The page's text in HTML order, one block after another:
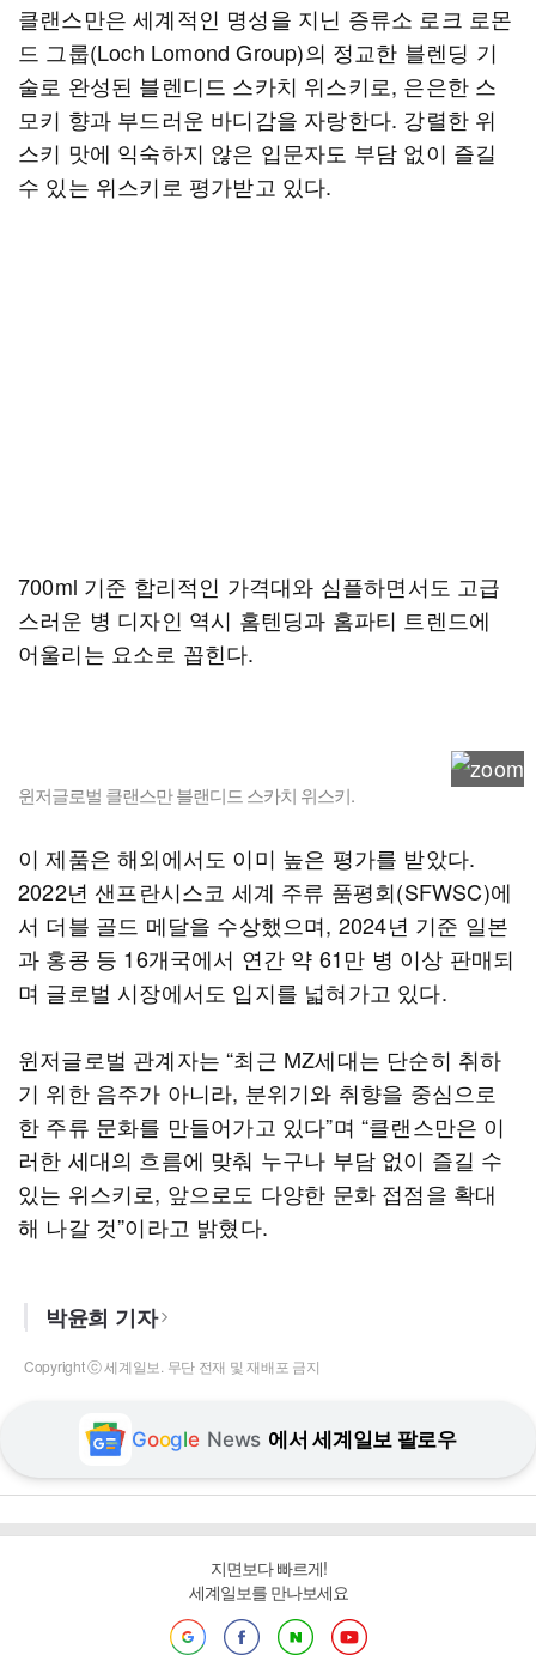
클랜스만은 세계적인 명성을 지닌 증류소 로크 로몬
드 그룹(Loch Lomond Group)의 정교한 블렌딩 기
술로 완성된 블렌디드 스카치 위스키로, 은은한 스
모키 향과 부드러운 바디감을 자랑한다. 강렬한 위
스키 맛에 익숙하지 않은 입문자도 부담 없이 즐길
수 있는 위스키로 평가받고 있다.
700ml 기준 합리적인 가격대와 심플하면서도 고급
스러운 병 디자인 역시 홈텐딩과 홈파티 트렌드에
어울리는 요소로 꼽힌다.
윈저글로벌 클랜스만 블랜디드 스카치 위스키.
이 제품은 해외에서도 이미 높은 평가를 받았다.
2022년 샌프란시스코 세계 주류 품평회(SFWSC)에
서 더블 골드 메달을 수상했으며, 2024년 기준 일본
과 홍콩 등 16개국에서 연간 약 61만 병 이상 판매되
며 글로벌 시장에서도 입지를 넓혀가고 있다.
윈저글로벌 관계자는 “최근 MZ세대는 단순히 취하
기 위한 음주가 아니라, 분위기와 취향을 중심으로
한 주류 문화를 만들어가고 있다”며 “클랜스만은 이
러한 세대의 흐름에 맞춰 누구나 부담 없이 즐길 수
있는 위스키로, 앞으로도 다양한 문화 접점을 확대
해 나갈 것”이라고 밝혔다.
박윤희 기자
Copyright ⓒ 세계일보. 무단 전재 및 재배포 금지
Google News 에서 세계일보 팔로우
지면보다 빠르게!
세계일보를 만나보세요